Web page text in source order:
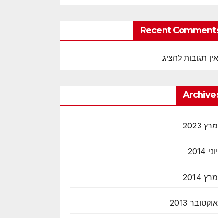
Recent
אין תגובות להציג.
מרץ 2023
יוני 2014
מרץ 2014
אוקטובר 2013